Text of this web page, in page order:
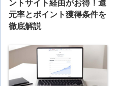
ントサイト経由がお得！還
元率とポイント獲得条件を
徹底解説